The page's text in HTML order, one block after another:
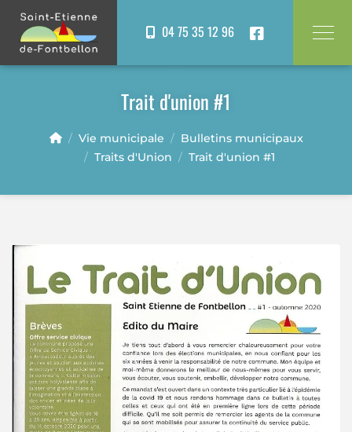
04 75 35 12 96
Trait d'union #1
Vie municipale
Bulletins municipaux
Traits d'Union
Trait d'union #1
Panneau de gestion des cookies